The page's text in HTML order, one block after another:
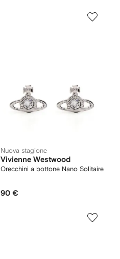
Nuova stagione
Vivienne Westwood
Orecchini a bottone Nano Solitaire
90 €